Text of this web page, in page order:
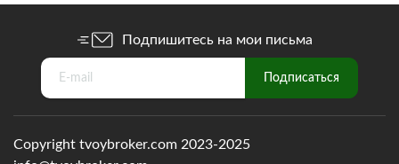
Подпишитесь на мои письма
Copyright tvoybroker.com 2023-2025